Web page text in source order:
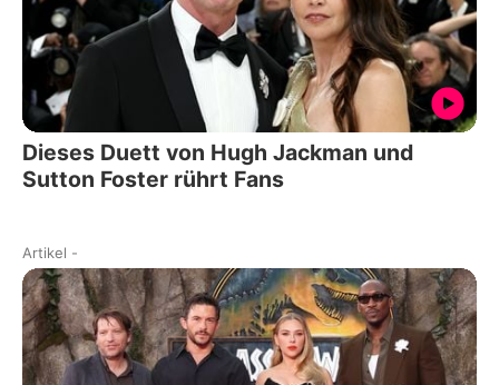
Dieses Duett von Hugh Jackman und
Sutton Foster rührt Fans
Artikel -